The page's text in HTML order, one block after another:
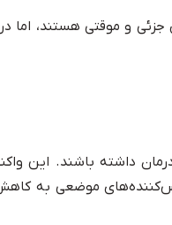
و موقتی هستند، اما
داشته باشند. این
موضعی به